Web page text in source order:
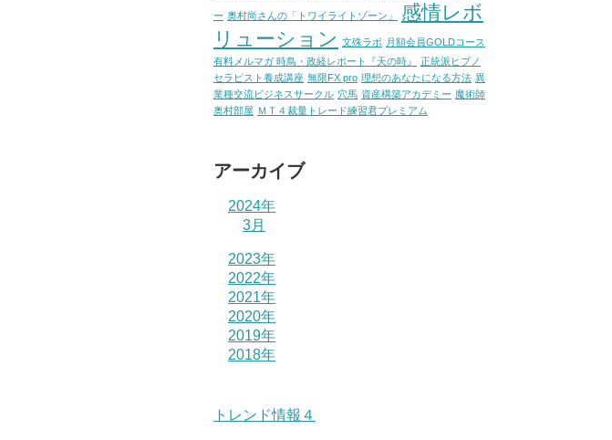
ー 奥村尚さんの「トワイライトゾーン」
感情レボ
リューション 文殊ラボ 月額会員GOLDコース
有料メルマガ 時鳥・政経レポート『天の時』
正統派ヒプノ
セラピスト養成講座 無限FX pro 理想のあなたになる方法 異
業種交流ビジネスサークル 穴馬 資産構築アカデミー 魔術師
奥村部屋 ＭＴ４裁量トレード練習君プレミアム
アーカイブ
2024年
3月
2023年
2022年
2021年
2020年
2019年
2018年
トレンド情報４